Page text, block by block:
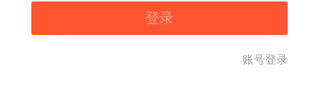
登录
账号登录